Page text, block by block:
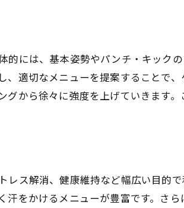
ッシュ
グ活用法
る魅力
コツ
ット紹介
支える理由
的には、基本姿勢やパンチ・キック
適切なメニューを提案することで
から徐々に強度を上げていきます
ス解消、健康維持など幅広い目的で
をかけるメニューが豊富です。さら